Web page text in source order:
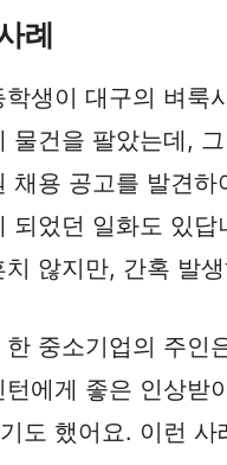
례
학생이 대구의 벼룩
물건을 팔았는데,
채용 공고를 발견하
되었던 일화도 있답
치 않지만, 간혹 발
한 중소기업의 주인
턴에게 좋은 인상받
도 했어요. 이런 사